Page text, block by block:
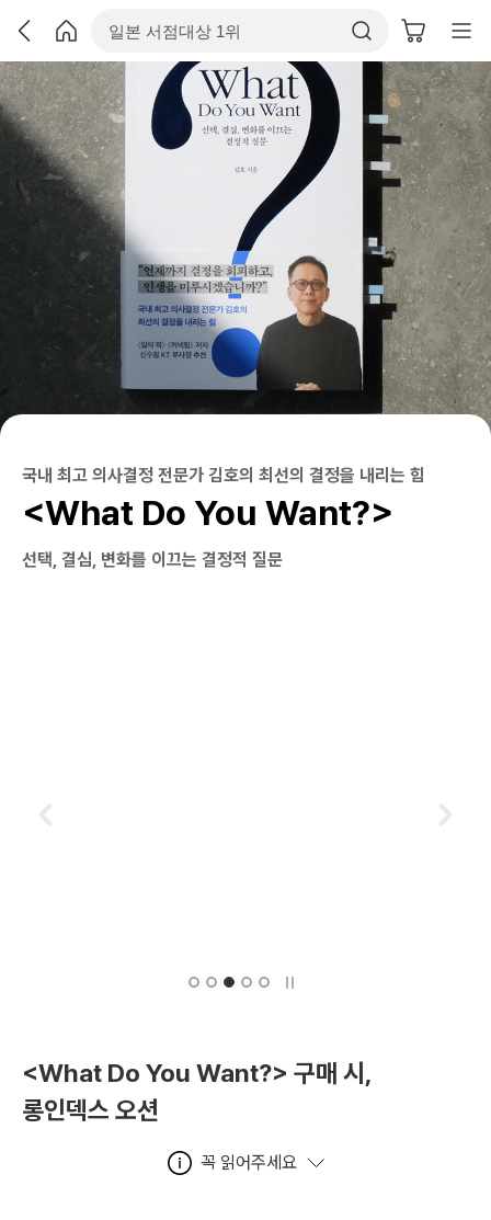
국내 최고 의사결정 전문가 김호의 최선의 결정을 내리는 힘
<What Do You Want?>
선택, 결심, 변화를 이끄는 결정적 질문
<What Do You Want?> 구매 시,
롱인덱스 오션
꼭 읽어주세요